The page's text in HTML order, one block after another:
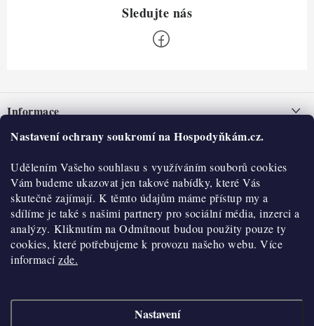
Nastavení ochrany soukromí na Hospodyňkám.cz.
Udělením Vašeho souhlasu s využíváním souborů cookies
Vám budeme ukazovat jen takové nabídky, které Vás
skutečně zajímají. K těmto údajům máme přístup my a
sdílíme je také s našimi partnery pro sociální média, inzerci a
analýzy. Kliknutím na Odmítnout budou použity pouze ty
cookies, které potřebujeme k provozu našeho webu. Více
informacízde.
Nastavení
pInformace
Nepřevzetí zásilky na dobírku
Obchodní podmínky
Hodnocení obchodu
Blog
Moje objednávka
O nás
Historie
Kontakty
O nákupu
Reklamace a vratky
Výdejní místa